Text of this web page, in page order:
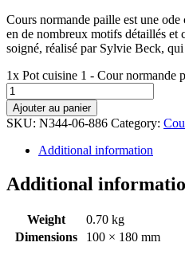
Cours normande paille est une
en de nombreux motifs détaillés et
soigné, réalisé par Sylvie Beck,
1x Pot cuisine 1 - Cour normande
Ajouter au panier
SKU: N344-06-886 Category:
Additional information
Additional
Weight
0.70 kg
Dimensions
100 × 180 mm